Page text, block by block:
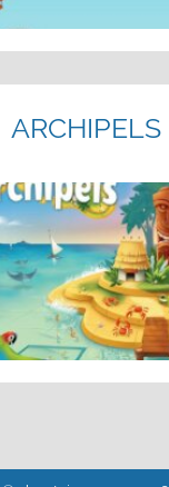
ARCHIPELS